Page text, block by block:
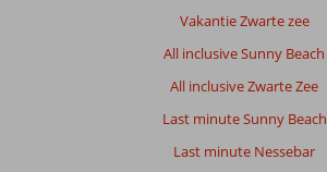
Vakantie Zwarte zee
All inclusive Sunny Beach
All inclusive Zwarte Zee
Last minute Sunny Beach
Last minute Nessebar